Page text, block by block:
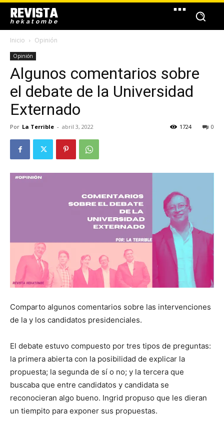
REVISTA
hekatombe
Inicio Opinión
Opinión
Algunos comentarios sobre
el debate de la Universidad
Externado
Por La Terrible - abril 3, 2022 0
1724
Comparto algunos comentarios sobre las intervenciones
de la y los candidatos presidenciales.
El debate estuvo compuesto por tres tipos de preguntas:
la primera abierta con la posibilidad de explicar la
propuesta; la segunda de sí o no; y la tercera que
buscaba que entre candidatos y candidata se
reconocieran algo bueno. Ingrid propuso que les dieran
un tiempito para exponer sus propuestas.